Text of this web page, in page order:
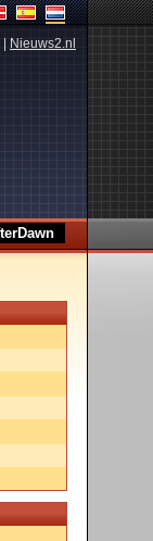
Nieuws2.nl